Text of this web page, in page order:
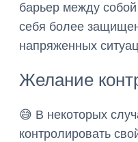
барьер между
себя более
напряженных
Желание
😅 В некоторых
контролировать